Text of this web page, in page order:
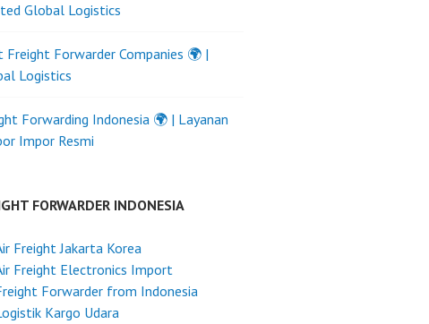
Global Logistics
Freight Forwarder Companies 🌍 |
Logistics
Forwarding Indonesia 🌍 | Layanan
Impor Resmi
FORWARDER INDONESIA
Freight Jakarta Korea
Freight Electronics Import
Forwarder from Indonesia
Kargo Udara